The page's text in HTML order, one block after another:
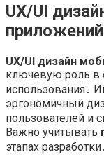
UX/UI
приложений
UX/UI дизайн
ключевую роль в
использования․
эргономичный
пользователей и
Важно учитывать
этапах разработки․